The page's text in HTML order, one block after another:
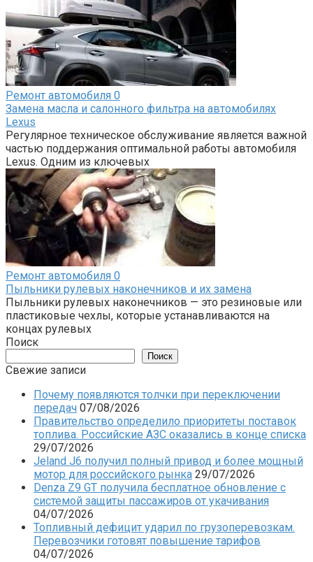
Ремонт автомобиля 0
Замена масла и салонного фильтра на автомобилях
Lexus
Регулярное техническое обслуживание является важной
частью поддержания оптимальной работы автомобиля
Lexus. Одним из ключевых
Ремонт автомобиля 0
Пыльники рулевых наконечников и их замена
Пыльники рулевых наконечников — это резиновые или
пластиковые чехлы, которые устанавливаются на
концах рулевых
Поиск
Поиск
Свежие записи
Почему появляются толчки при переключении
передач 07/08/2026
Правительство определило приоритеты поставок
топлива. Российские АЗС оказались в конце списка
29/07/2026
Jeland J6 получил полный привод и более мощный
мотор для российского рынка 29/07/2026
Denza Z9 GT получила бесплатное обновление с
системой защиты пассажиров от укачивания
04/07/2026
Топливный дефицит ударил по грузоперевозкам.
Перевозчики готовят повышение тарифов
04/07/2026